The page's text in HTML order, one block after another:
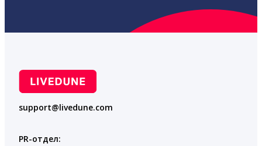
support@livedune.com
PR-отдел: